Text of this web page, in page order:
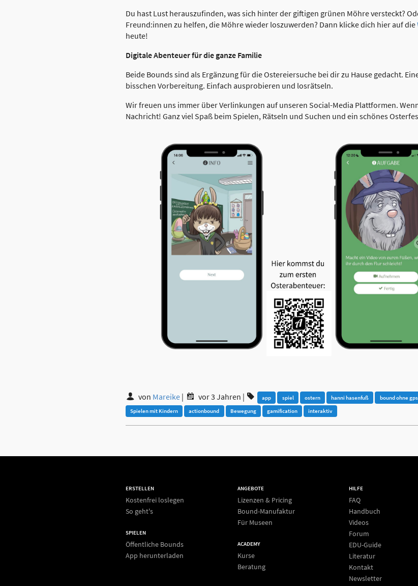
Du hast Lust herauszufinden, was sich hinter der giftigen grünen Möhre versteckt?
Freund:innen zu helfen, die Möhre wieder loszuwerden? Dann klicke dich hier auf die
heute!
Digitale Abenteuer für die ganze Familie
Beide Bounds sind als Ergänzung für die Ostereiersuche bei dir zu Hause gedacht.
bisschen Vorbereitung. Einfach ausprobieren und losrätseln.
Wir freuen uns immer über Verlinkungen auf unseren Social-Media Plattformen.
Nachricht! Ganz viel Spaß beim Spielen, Rätseln und Suchen und ein schönes
von Mareike | vor 3 Jahren | app spiel ostern hanni hasenfuß bound ohne gps
Spielen mit Kindern
actionbound Bewegung gamification interaktiv
ERSTELLEN
Kostenfrei loslegen
So geht's
SPIELEN
Öffentliche Bounds
App herunterladen
ANGEBOTE
Lizenzen & Pricing
Bound-Manufaktur
Für Museen
ACADEMY
Kurse
Beratung
HILFE
FAQ
Handbuch
Videos
Forum
EDU-Guide
Literatur
Kontakt
Newsletter